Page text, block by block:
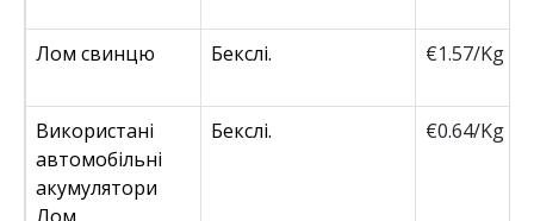
Лом свинцю Бекслі. €1.57/Kg
Використані
автомобільні
акумулятори
Бекслі. €0.64/Kg